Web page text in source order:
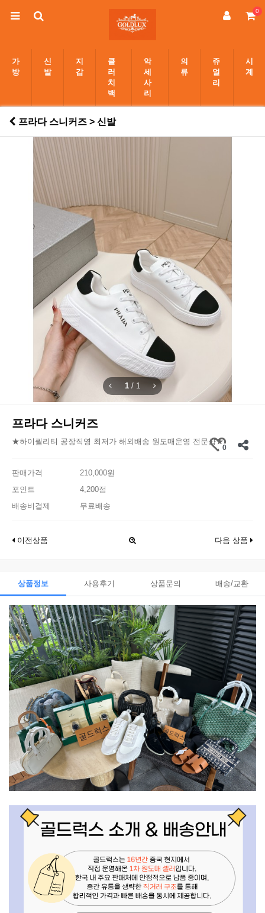
0
가
방
신
발
지
갑
클
러
치
백
악
세
사
리
의
류
쥬
얼
리
시
계
프라다 스니커즈 > 신발
1 / 1
프라다 스니커즈
★하이퀄리티 공장직영 최저가 해외배송 원도매운영 전문샵★
0
판매가격
210,000원
포인트
4,200점
배송비결제
무료배송
이전상품 다음 상품
상품정보 사용후기 상품문의 배송/교환